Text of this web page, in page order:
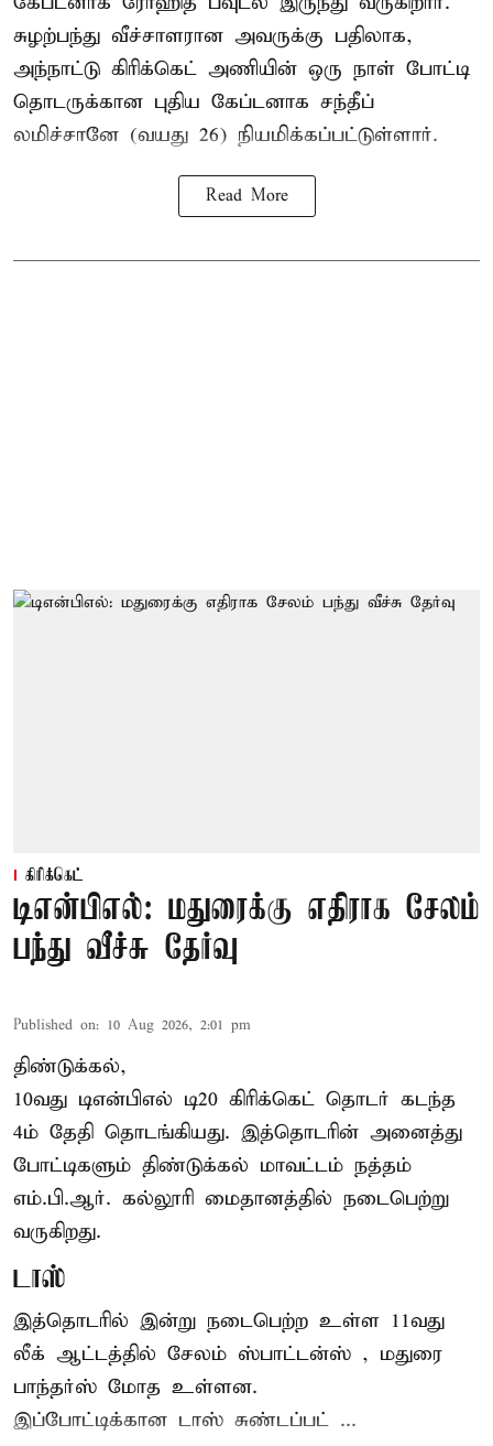
சுழற்பந்து வீச்சாளரான அவருக்கு பதிலாக,
அந்நாட்டு கிரிக்கெட் அணியின் ஒரு நாள் போட்டி
தொடருக்கான புதிய கேப்டனாக சந்தீப்
லமிச்சானே (வயது 26) நியமிக்கப்பட்டுள்ளார்.
Read More
கிரிக்கெட்
டிஎன்பிஎல்: மதுரைக்கு எதிராக சேலம்
பந்து வீச்சு தேர்வு
Published on: 10 Aug 2026, 2:01 pm
திண்டுக்கல்,
10வது டிஎன்பிஎல் டி20 கிரிக்கெட் தொடர் கடந்த
4ம் தேதி தொடங்கியது. இத்தொடரின் அனைத்து
போட்டிகளும் திண்டுக்கல் மாவட்டம் நத்தம்
எம்.பி.ஆர். கல்லூரி மைதானத்தில் நடைபெற்று
வருகிறது.
டாஸ்
இத்தொடரில் இன்று நடைபெற்ற உள்ள 11வது
லீக் ஆட்டத்தில் சேலம் ஸ்பாட்டன்ஸ் , மதுரை
பாந்தர்ஸ் மோத உள்ளன.
இப்போட்டிக்கான டாஸ் சுண்டப்பட் ...